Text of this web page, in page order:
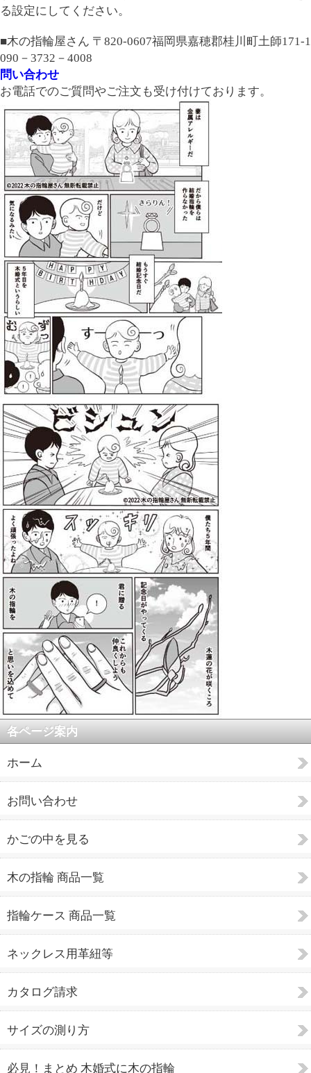
る設定にしてください。
■木の指輪屋さん 〒820-0607福岡県嘉穂郡桂川町土師171-1
090－3732－4008
問い合わせ
お電話でのご質問やご注文も受け付けております。
各ページ案内
ホーム
お問い合わせ
かごの中を見る
木の指輪 商品一覧
指輪ケース 商品一覧
ネックレス用革紐等
カタログ請求
サイズの測り方
必見！まとめ 木婚式に木の指輪